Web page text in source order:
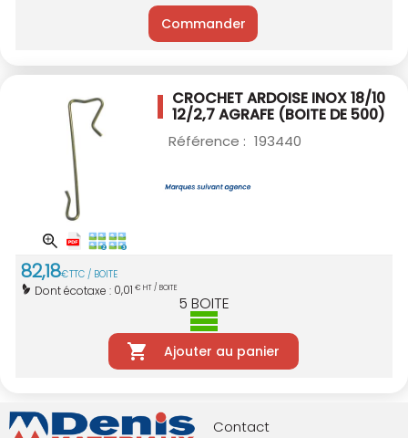
Commander
CROCHET ARDOISE INOX 18/10
12/2,7 AGRAFE (BOITE DE 500)
Référence : 193440
82,18€TTC / BOITE
Dont écotaxe : 0,01 € HT / BOITE
5 BOITE
Ajouter au panier
Contact